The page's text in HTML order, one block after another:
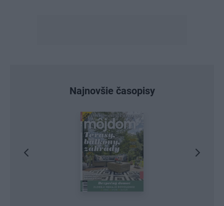
Najnovšie časopisy